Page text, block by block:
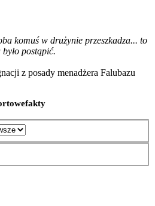
komuś w drużynie przeszkadza... to
postąpić.
z posady menadżera Falubazu